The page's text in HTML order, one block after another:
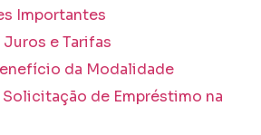
Importantes
Juros e Tarifas
da Modalidade
Solicitação de Empréstimo na